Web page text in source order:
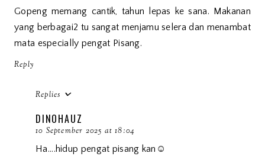
Gopeng memang cantik, tahun lepas ke sana. Makanan
yang berbagai2 tu sangat menjamu selera dan menambat
mata especially pengat Pisang.
Reply
Replies
DINOHAUZ
10 September 2025 at 18:04
Ha....hidup pengat pisang kan☺️